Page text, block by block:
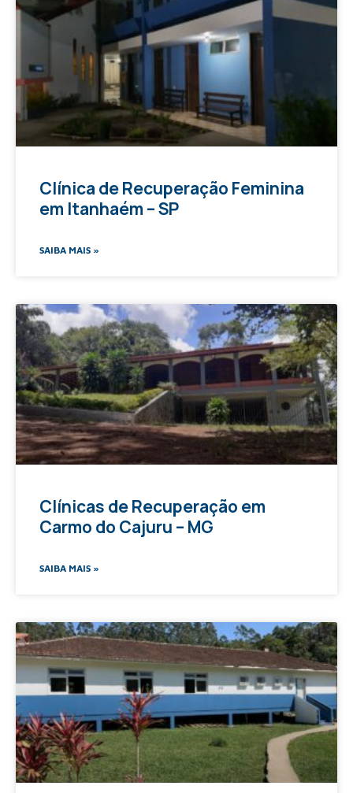
Clínica de Recuperação Feminina
em Itanhaém – SP
SAIBA MAIS »
Clínicas de Recuperação em
Carmo do Cajuru – MG
SAIBA MAIS »